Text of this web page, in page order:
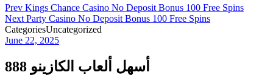
Prev Kings Chance Casino No Deposit Bonus 100 Free Spins
Next Party Casino No Deposit Bonus 100 Free Spins
CategoriesUncategorized
June 22, 2025
أسهل ألعاب الكازينو 888